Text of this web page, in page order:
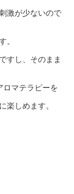
激が少ないので
。
すし、そのまま
ロマテラピーを
楽しめます。